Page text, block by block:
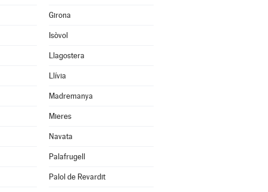
Girona
Isòvol
Llagostera
Llívia
Madremanya
Mieres
Navata
Palafrugell
Palol de Revardit